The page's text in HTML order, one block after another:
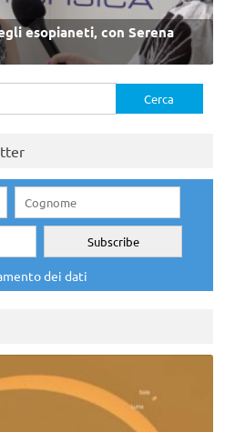
esopianeti, con Serena
dei dati